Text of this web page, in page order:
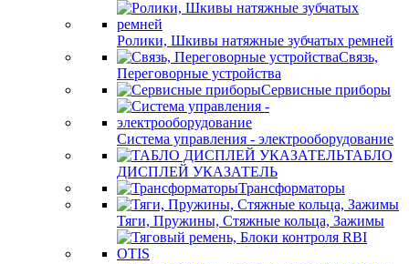
Ролики, Шкивы натяжные зубчатых ремней
Связь,
Переговорные устройства
Сервисные приборы
Система управления - электрооборудование
ТАБЛО
ДИСПЛЕЙ УКАЗАТЕЛЬ
Трансформаторы
Тяги, Пружины, Стяжные кольца, Зажимы